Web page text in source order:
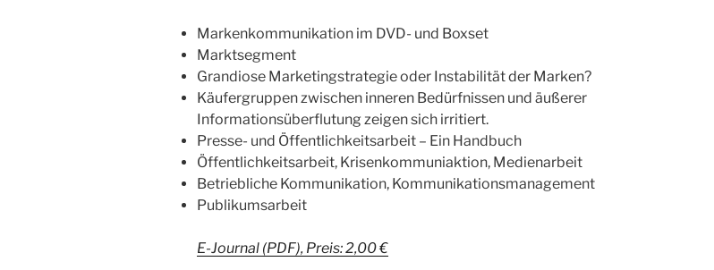
Markenkommunikation im DVD- und Boxset
Marktsegment
Grandiose Marketingstrategie oder Instabilität der Marken?
Käufergruppen zwischen inneren Bedürfnissen und äußerer
Informationsüberflutung zeigen sich irritiert.
Presse- und Öffentlichkeitsarbeit – Ein Handbuch
Öffentlichkeitsarbeit, Krisenkommuniaktion, Medienarbeit
Betriebliche Kommunikation, Kommunikationsmanagement
Publikumsarbeit
E-Journal (PDF), Preis: 2,00 €